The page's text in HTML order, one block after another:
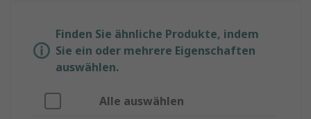
Finden Sie ähnliche Produkte, indem
Sie ein oder mehrere Eigenschaften
auswählen.
Alle auswählen